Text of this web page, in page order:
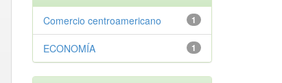
1
Comercio centroamericano
1
ECONOMÍA